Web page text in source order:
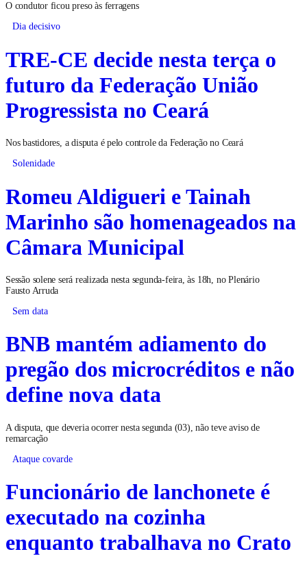
O condutor ficou preso às ferragens
Dia decisivo
TRE-CE decide nesta terça o
futuro da Federação União
Progressista no Ceará
Nos bastidores, a disputa é pelo controle da Federação no Ceará
Solenidade
Romeu Aldigueri e Tainah
Marinho são homenageados na
Câmara Municipal
Sessão solene será realizada nesta segunda-feira, às 18h, no Plenário
Fausto Arruda
Sem data
BNB mantém adiamento do
pregão dos microcréditos e não
define nova data
A disputa, que deveria ocorrer nesta segunda (03), não teve aviso de
remarcação
Ataque covarde
Funcionário de lanchonete é
executado na cozinha
enquanto trabalhava no Crato